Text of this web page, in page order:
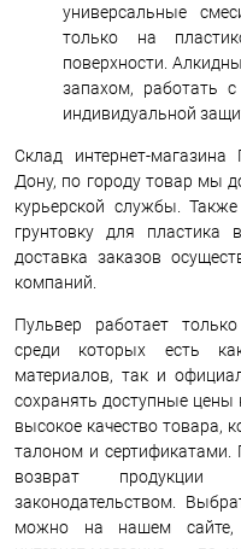
универсальные
только на
поверхности.
запахом, работать
индивидуальной
Склад интернет-
Дону, по городу товар мы
курьерской службы.
грунтовку для пластика
доставка заказов
компаний.
Пульвер работает
среди которых есть
материалов, так и
сохранять доступные
высокое качество товара,
талоном и
возврат продукции
законодательством.
можно на нашем сайте,